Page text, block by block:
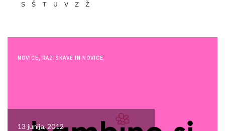
S
Š T U V Z Ž
NOVICE RAZISKAVE IN NOVICE
13 junija, 2012